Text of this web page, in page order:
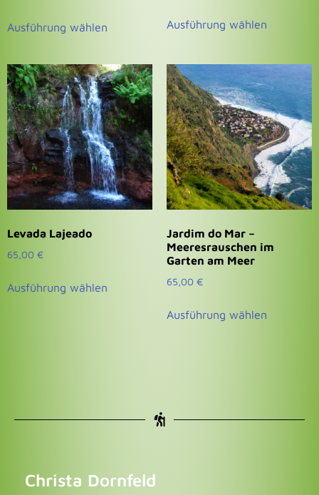
Ausführung wählen Ausführung wählen
Levada Lajeado
65,00 €
Ausführung wählen
Jardim do Mar –
Meeresrauschen im
Garten am Meer
65,00 €
Ausführung wählen
Christa Dornfeld